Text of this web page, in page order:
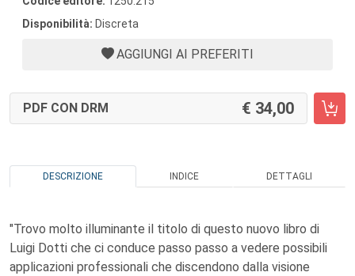
Disponibilità: Discreta
AGGIUNGI AI PREFERITI
PDF CON DRM 34,00
DESCRIZIONE INDICE DETTAGLI
"Trovo molto illuminante il titolo di questo nuovo libro di
Luigi Dotti che ci conduce passo passo a vedere possibili
applicazioni professionali che discendono dalla visione